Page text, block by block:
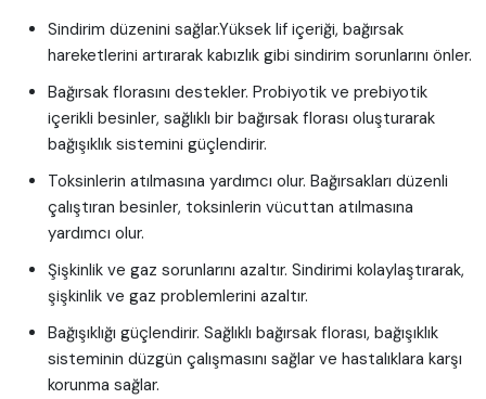
Sindirim düzenini sağlar.Yüksek lif içeriği, bağırsak
hareketlerini artırarak kabızlık gibi sindirim sorunlarını önler.
Bağırsak florasını destekler. Probiyotik ve prebiyotik
içerikli besinler, sağlıklı bir bağırsak florası oluşturarak
bağışıklık sistemini güçlendirir.
Toksinlerin atılmasına yardımcı olur. Bağırsakları düzenli
çalıştıran besinler, toksinlerin vücuttan atılmasına
yardımcı olur.
Şişkinlik ve gaz sorunlarını azaltır. Sindirimi kolaylaştırarak,
şişkinlik ve gaz problemlerini azaltır.
Bağışıklığı güçlendirir. Sağlıklı bağırsak florası, bağışıklık
sisteminin düzgün çalışmasını sağlar ve hastalıklara karşı
korunma sağlar.